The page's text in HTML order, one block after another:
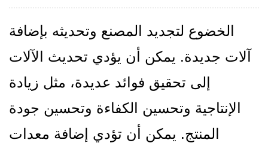
الخضوع لتجديد المصنع وتحديثه بإضافة
آلات جديدة. يمكن أن يؤدي تحديث الآلات
إلى تحقيق فوائد عديدة، مثل زيادة
الإنتاجية وتحسين الكفاءة وتحسين جودة
المنتج. يمكن أن تؤدي إضافة معدات